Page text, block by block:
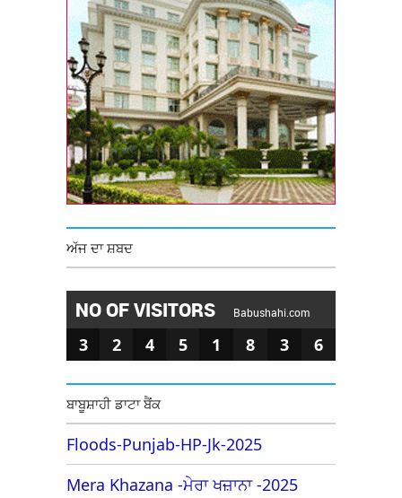
ਅੱਜ ਦਾ ਸ਼ਬਦ
NO OF VISITORS Babushahi.com
3 2 4 5 1 8 3 6
ਬਾਬੂਸ਼ਾਹੀ ਡਾਟਾ ਬੈਂਕ
Floods-Punjab-HP-Jk-2025
Mera Khazana -ਮੇਰਾ ਖਜ਼ਾਨਾ -2025